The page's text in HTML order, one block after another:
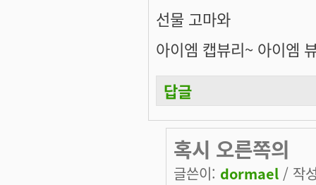
선물 고마와
아이엠 캡뷰리~ 아이엠
답글
혹시 오른쪽의
글쓴이: dormael / 작